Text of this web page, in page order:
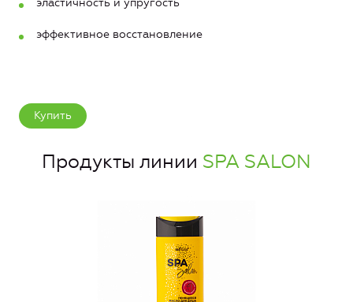
эластичность и упругость
эффективное восстановление
Купить
Продукты линии SPA SALON